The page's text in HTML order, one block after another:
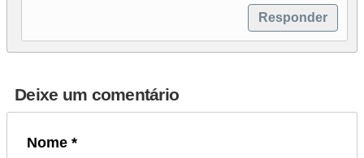
Responder
Deixe um comentário
Nome *